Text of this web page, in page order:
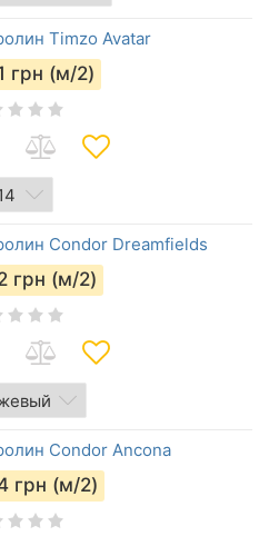
Timzo Avatar
грн (м/2)
Condor Dreamfields
грн (м/2)
Condor Ancona
грн (м/2)